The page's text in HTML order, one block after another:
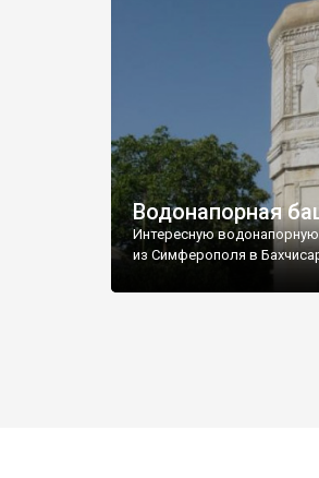
Водонапорная
Интересную
из Симферополя в